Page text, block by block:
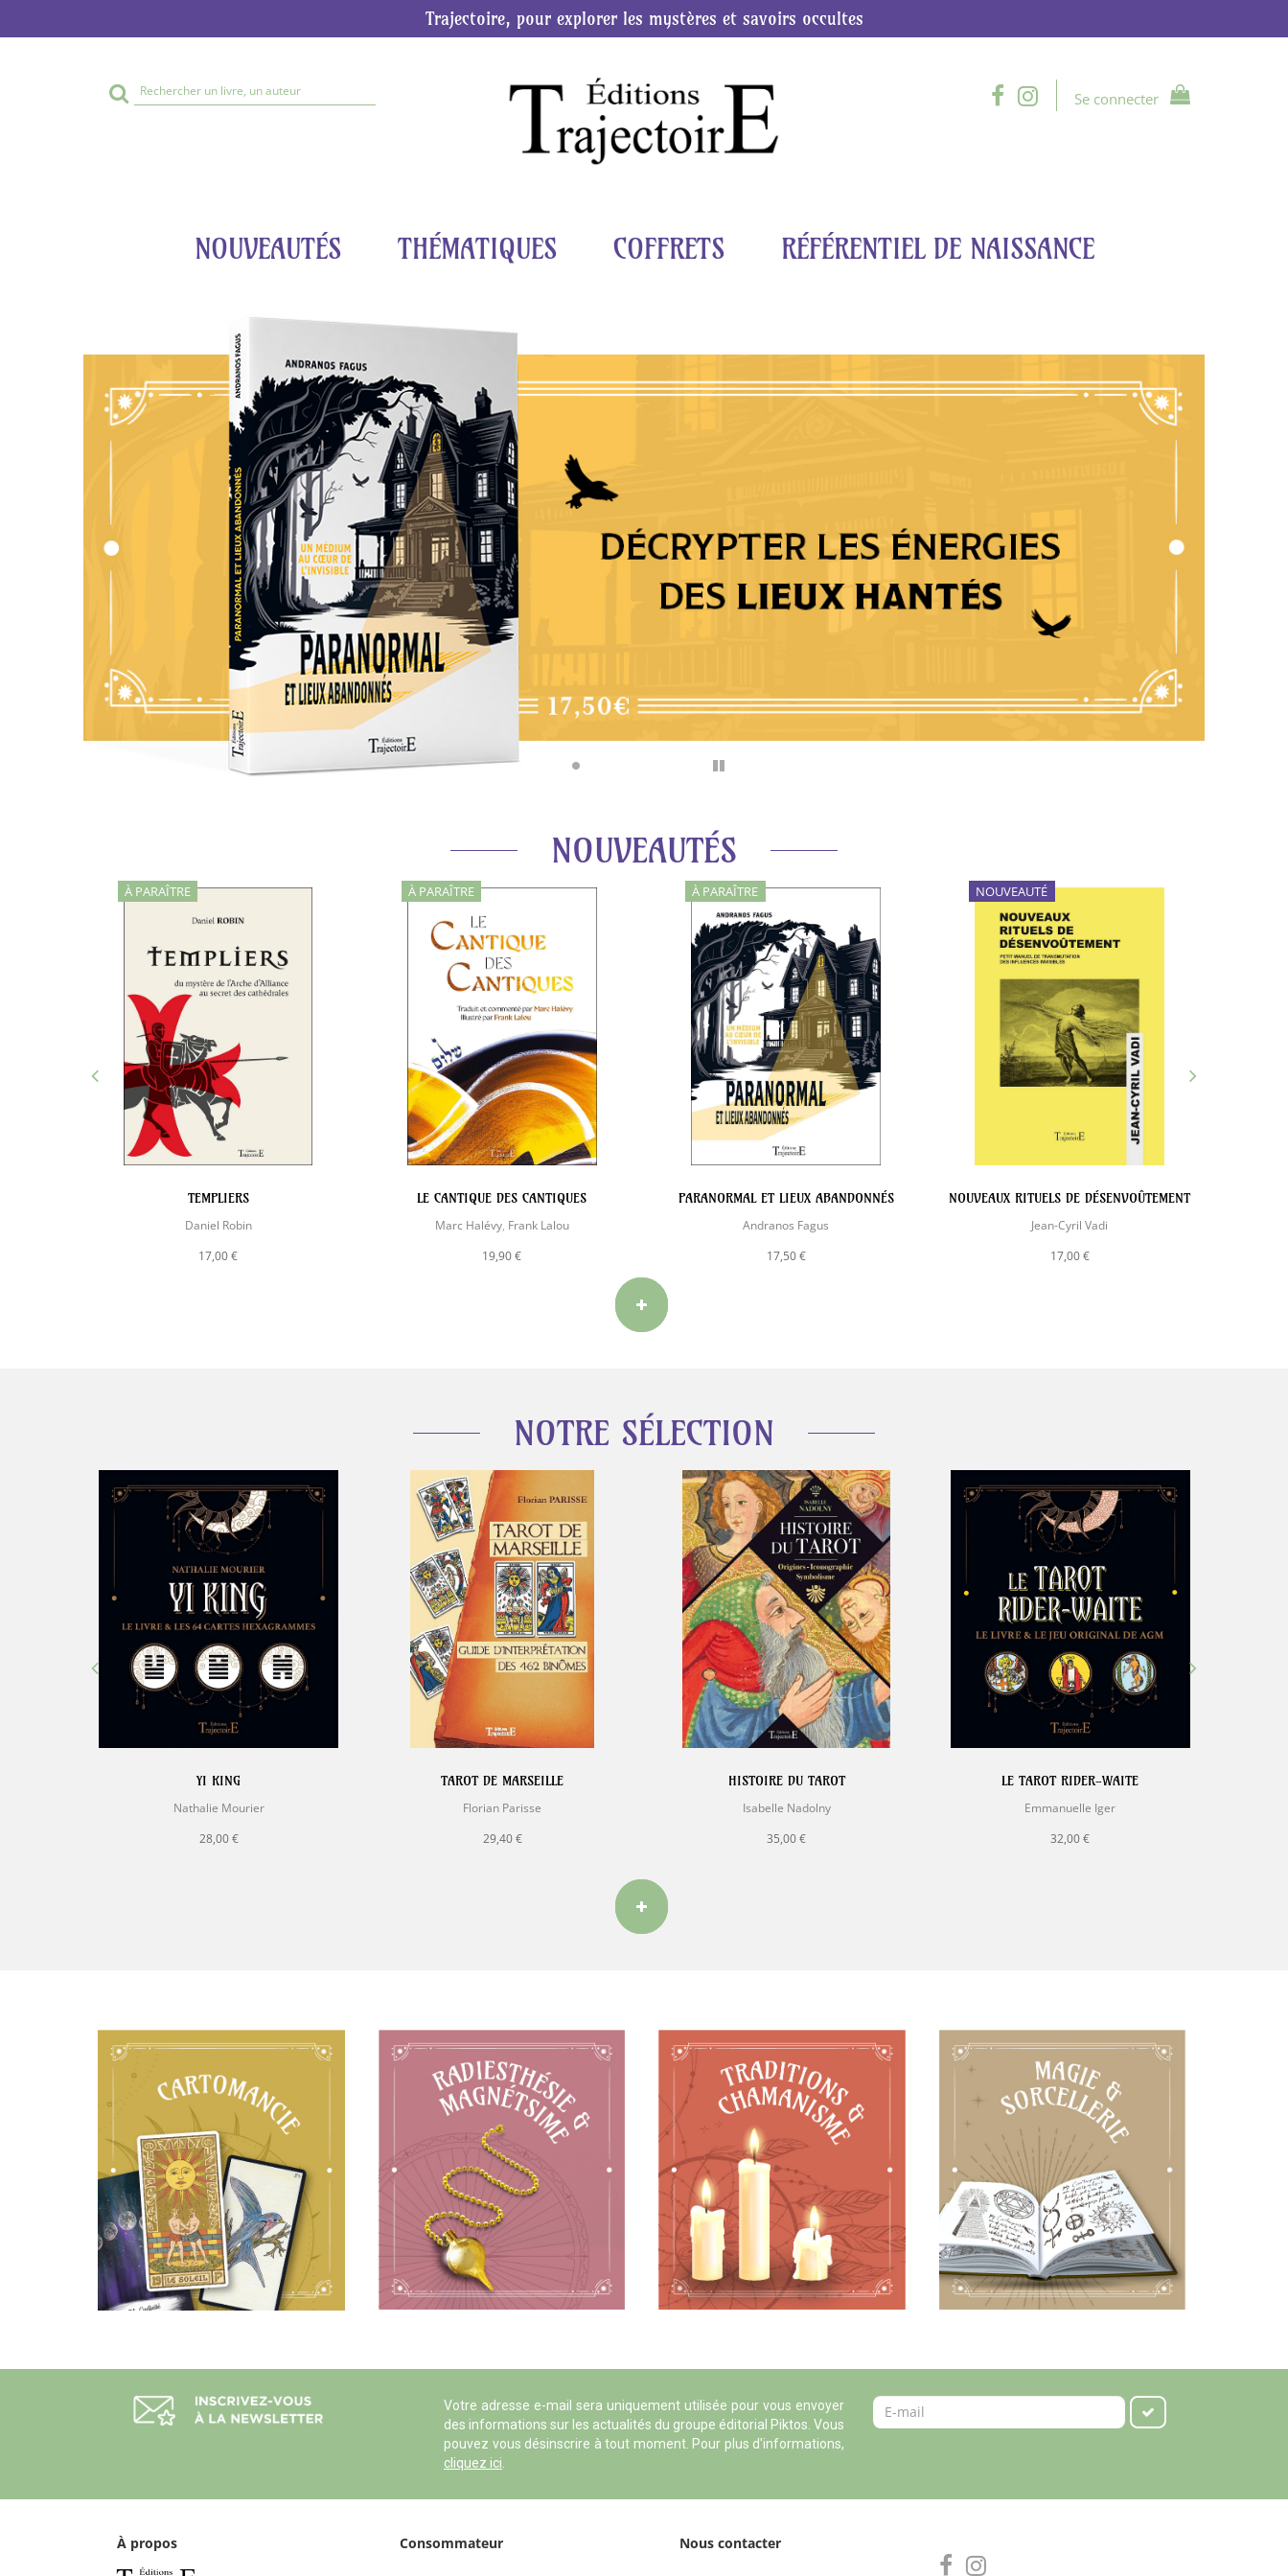
Trajectoire, pour explorer les mystères et savoirs occultes
Rechercher
sur
Se connecter
NOUVEAUTÉS THÉMATIQUES COFFRETS RÉFÉRENTIEL DE NAISSANCE
NOUVEAUTÉS
À PARAÎTRE
TEMPLIERS
Daniel Robin
17,00 €
À PARAÎTRE
LE CANTIQUE DES CANTIQUES
Marc Halévy, Frank Lalou
19,90 €
À PARAÎTRE
PARANORMAL ET LIEUX ABANDONNÉS
Andranos Fagus
17,50 €
NOUVEAUTÉ
NOUVEAUX RITUELS DE DÉSENVOÛTEMENT
Jean-Cyril Vadi
17,00 €
NOTRE SÉLECTION
YI KING
Nathalie Mourier
28,00 €
TAROT DE MARSEILLE
Florian Parisse
29,40 €
HISTOIRE DU TAROT
Isabelle Nadolny
35,00 €
LE TAROT RIDER-WAITE
Emmanuelle Iger
32,00 €
Votre adresse e-mail sera uniquement utilisée pour vous envoyer
des informations sur les actualités du groupe éditorial Piktos. Vous
pouvez vous désinscrire à tout moment. Pour plus d'informations,
cliquez ici
À propos Consommateur Nous contacter